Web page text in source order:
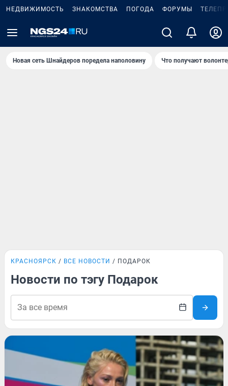
НЕДВИЖИМОСТЬ ЗНАКОМСТВА ПОГОДА ФОРУМЫ
Новая сеть Шнайдеров поредела наполовину Что получают
КРАСНОЯРСК ВСЕ НОВОСТИ ПОДАРОК
Новости по тэгу Подарок